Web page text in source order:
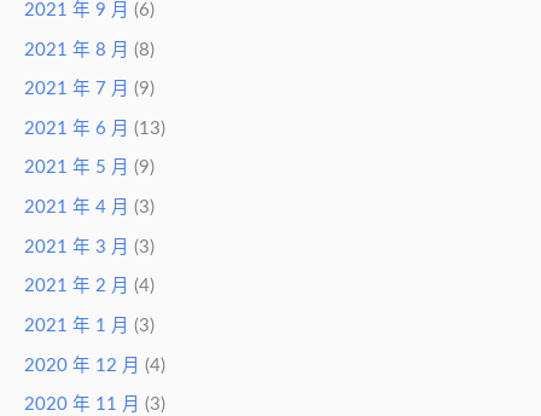
2021 年 9 月 (6)
2021 年 8 月 (8)
2021 年 7 月 (9)
2021 年 6 月 (13)
2021 年 5 月 (9)
2021 年 4 月 (3)
2021 年 3 月 (3)
2021 年 2 月 (4)
2021 年 1 月 (3)
2020 年 12 月 (4)
2020 年 11 月 (3)